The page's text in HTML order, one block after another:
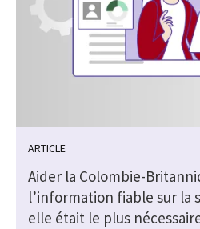
ARTICLE
Aider la Colombie-
l’information fiable sur la
elle était le plus